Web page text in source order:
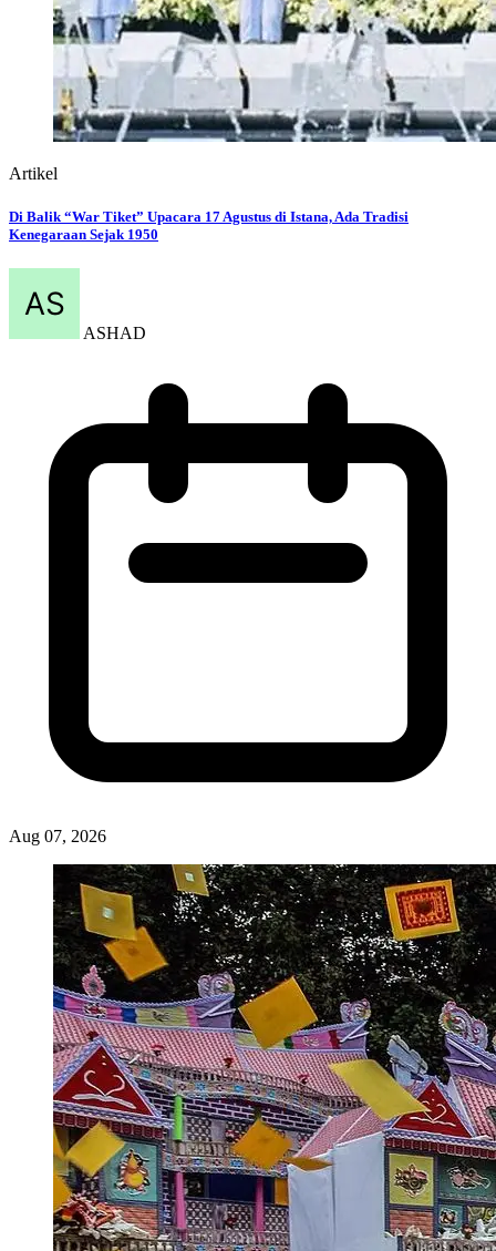
Artikel
Di Balik “War Tiket” Upacara 17 Agustus di Istana, Ada Tradisi
Kenegaraan Sejak 1950
ASHAD
Aug 07, 2026